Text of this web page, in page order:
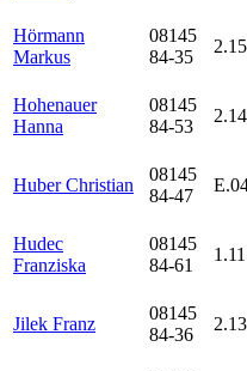
Hörmann
Markus
08145
84-35
2.15
Hohenauer
Hanna
08145
84-53
2.14
Huber Christian
08145
84-47
Hudec
Franziska
08145
84-61
1.11
Jilek Franz
08145
84-36
2.13